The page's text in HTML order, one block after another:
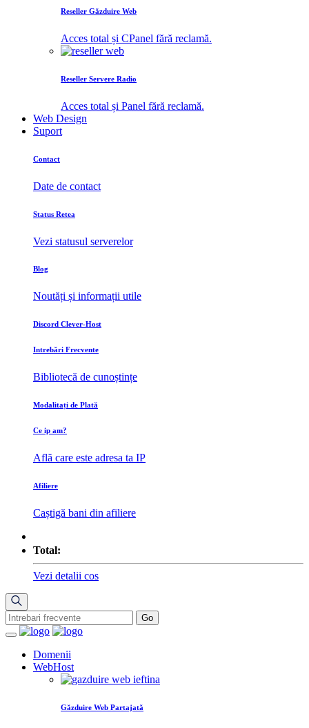
Reseller Găzduire Web
Acces total și CPanel fără reclamă.
Reseller Servere Radio
Acces total și Panel fără reclamă.
Web Design
Suport
Contact
Date de contact
Status Retea
Vezi statusul serverelor
Blog
Noutăți și informații utile
Discord Clever-Host
Intrebări Frecvente
Bibliotecă de cunoștințe
Modalitați de Plată
Ce ip am?
Află care este adresa ta IP
Afiliere
Caștigă bani din afiliere
Total:
Vezi detalii cos
Domenii
WebHost
Găzduire Web Partajată